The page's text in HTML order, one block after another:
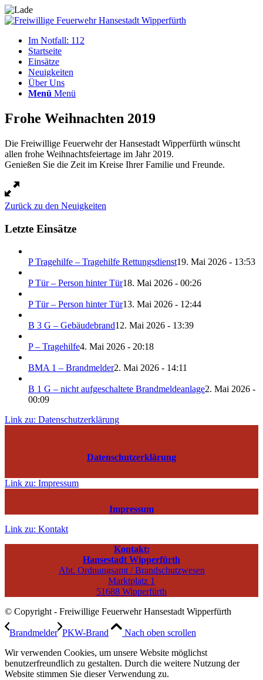
Im Notfall: 112
Startseite
Einsätze
Neuigkeiten
Über Uns
Menü Menü
Frohe Weihnachten 2019
Die Freiwillige Feuerwehr der Hansestadt Wipperfürth wünscht
allen frohe Weihnachtsfeiertage im Jahr 2019.
Genießen Sie die Zeit im Kreise Ihrer Familie und Freunde.
Zurück zu den Neuigkeiten
Letzte Einsätze
P Tragehilfe – Tragehilfe Rettungsdienst19. Mai 2026 - 13:53
P Tür – Person hinter Tür18. Mai 2026 - 00:26
P Tür – Person hinter Tür13. Mai 2026 - 12:44
B 3 G – Gebäudebrand12. Mai 2026 - 13:39
P – Tragehilfe4. Mai 2026 - 20:18
BMA 1 – Brandmelder2. Mai 2026 - 14:11
B 1 G – nicht aufgeschaltete Brandmeldeanlage2. Mai 2026 -
00:09
Link zu: Datenschutzerklärung
Datenschutzerklärung
Link zu: Impressum
Impressum
Link zu: Kontakt
Kontakt:
Hansestadt Wipperfürth
Abt. Ordnungsamt / Brandschutzwesen
Marktplatz 1
51688 Wipperfürth
© Copyright - Freiwillige Feuerwehr Hansestadt Wipperfürth
Brandmelder PKW-Brand
Nach oben scrollen
Wir verwenden Cookies, um unsere Website möglichst
benutzerfreundlich zu gestalten. Durch die weitere Nutzung der
Website stimmen Sie dieser Verwendung zu.